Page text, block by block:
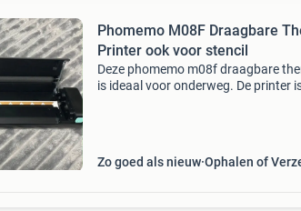
Phomemo M08F Draagbare
Printer ook voor stencil
Deze phomemo m08f draagbare
is ideaal voor onderweg. De printer
Zo goed als nieuw Ophalen of